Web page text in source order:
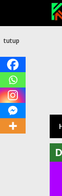
konten
tutup